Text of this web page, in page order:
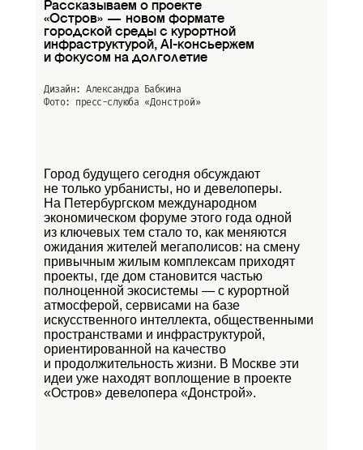
Рассказываем о проекте
«Остров» — новом формате
городской среды с курортной
инфраструктурой, AI-консьержем
и фокусом на долголетие
Дизайн: Александра Бабкина
Фото: пресс-слуюба «Донстрой»
Город будущего сегодня обсуждают
не только урбанисты, но и девелоперы.
На Петербургском международном
экономическом форуме этого года одной
из ключевых тем стало то, как меняются
ожидания жителей мегаполисов: на смену
привычным жилым комплексам приходят
проекты, где дом становится частью
полноценной экосистемы — с курортной
атмосферой, сервисами на базе
искусственного интеллекта, общественными
пространствами и инфраструктурой,
ориентированной на качество
и продолжительность жизни. В Москве эти
идеи уже находят воплощение в проекте
«Остров» девелопера «Донстрой».